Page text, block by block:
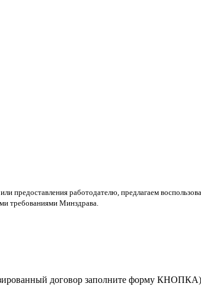
или предоставления работодателю, предлагаем
требованиями Минздрава.
договор заполните форму КНОПКА)